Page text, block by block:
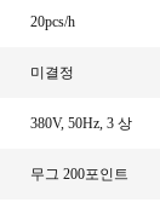
20pcs/h
미결정
380V, 50Hz, 3 상
무그 200포인트